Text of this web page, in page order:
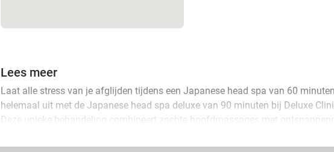
Lees meer
Laat alle stress van je afglijden tijdens een Japanese head spa van 60
helemaal uit met de Japanese head spa deluxe van 90 minuten bij Deluxe
Deze unieke behandeling combineert zachte hoofdmassages met